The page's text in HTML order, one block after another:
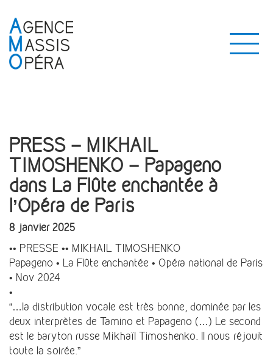
PRESS – MIKHAIL
TIMOSHENKO – Papageno
dans La Flûte enchantée à
l’Opéra de Paris
8 janvier 2025
•• PRESSE •• MIKHAIL TIMOSHENKO
Papageno • La Flûte enchantée • Opéra national de Paris
• Nov 2024
•
“…la distribution vocale est très bonne, dominée par les
deux interprètes de Tamino et Papageno (…) Le second
est le baryton russe Mikhaïl Timoshenko. Il nous réjouit
toute la soirée.”